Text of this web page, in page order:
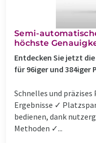
Semi-
höchste
Entdecken Sie jetzt
für 96iger und 384iger
Schnelles und
Ergebnisse ✓
bedienen, dank
Methoden ✓...